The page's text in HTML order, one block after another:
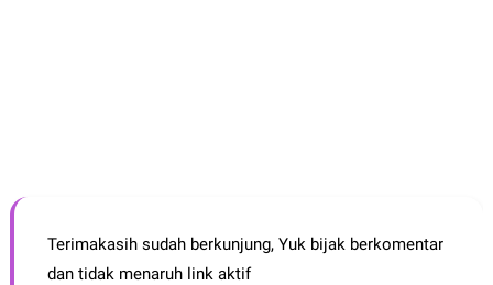
Terimakasih sudah berkunjung, Yuk bijak berkomentar
dan tidak menaruh link aktif